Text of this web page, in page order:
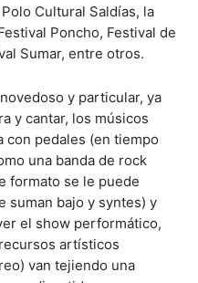
Cultural Saldías, la
Poncho, Festival de
Sumar, entre otros.
y particular, ya
y cantar, los músicos
con pedales (en tiempo
una banda de rock
formato se le puede
suman bajo y syntes) y
el show performático,
artísticos
van tejiendo una